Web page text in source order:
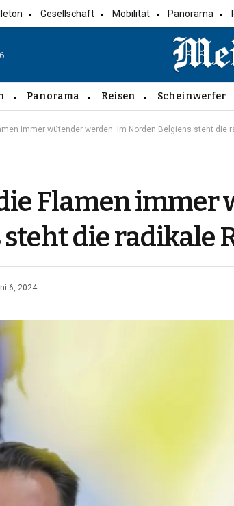
Gesellschaft Mobilität Panorama
Panorama Reisen Scheinwerfer
immer wütender werden: Im Norden Belgiens steht die
Flamen immer
die radikale
6, 2024